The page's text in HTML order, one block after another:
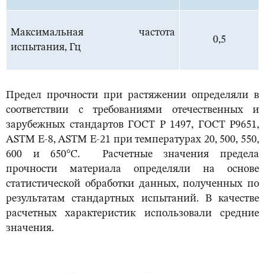
Максимальная частота
испытания, Гц
0,5
Предел прочности при растяжении определяли в
соответствии с требованиями отечественных и
зарубежных стандартов ГОСТ Р 1497, ГОСТ Р9651,
ASTM Е-8, ASTM Е-21 при температурах 20, 500, 550,
600 и 650°С. Расчетные значения предела
прочности материала определяли на основе
статистической обработки данных, полученных по
результатам стандартных испытаний. В качестве
расчетных характеристик использовали средние
значения.